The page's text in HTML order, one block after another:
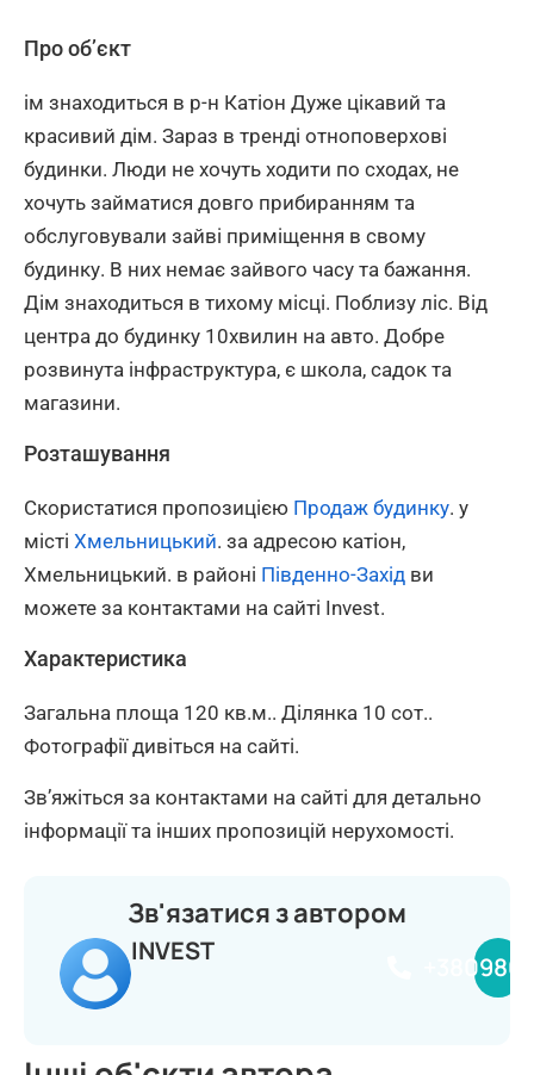
Про об’єкт
ім знаходиться в р-н Катіон Дуже цікавий та
красивий дім. Зараз в тренді отноповерхові
будинки. Люди не хочуть ходити по сходах, не
хочуть займатися довго прибиранням та
обслуговували зайві приміщення в свому
будинку. В них немає зайвого часу та бажання.
Дім знаходиться в тихому місці. Поблизу ліс. Від
центра до будинку 10хвилин на авто. Добре
розвинута інфраструктура, є школа, садок та
магазини.
Розташування
Скористатися пропозицією Продаж будинку. у
місті Хмельницький. за адресою катіон,
Хмельницький. в районі Південно-Захід ви
можете за контактами на сайті Invest.
Характеристика
Загальна площа 120 кв.м.. Ділянка 10 сот..
Фотографії дивіться на сайті.
Зв’яжіться за контактами на сайті для детально
інформації та інших пропозицій нерухомості.
Зв'язатися з автором
INVEST